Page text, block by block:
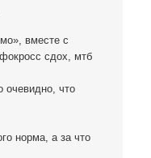
вместе с
сдох, мтб
очевидно, что
норма, а за что